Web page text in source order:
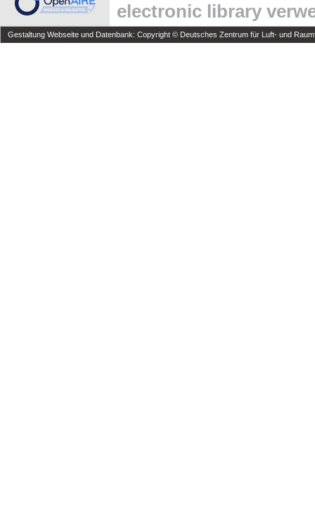
electronic library
Gestaltung Webseite und Datenbank: Copyright © Deutsches Zentrum für Luft- und